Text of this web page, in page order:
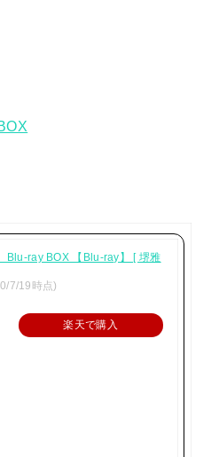
ray BOX 【Blu-ray】 [ 堺雅
7/19時点)
楽天で購入